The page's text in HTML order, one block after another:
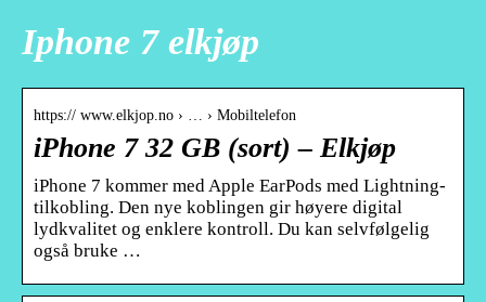
Iphone 7 elkjøp
https:// www.elkjop.no › … › Mobiltelefon
iPhone 7 32 GB (sort) – Elkjøp
iPhone 7 kommer med Apple EarPods med Lightning-
tilkobling. Den nye koblingen gir høyere digital
lydkvalitet og enklere kontroll. Du kan selvfølgelig
også bruke …